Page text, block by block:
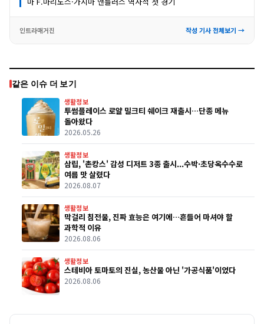
인트라매거진 작성 기사 전체보기 →
같은 이슈 더 보기
생활정보
투썸플레이스 로얄 밀크티 쉐이크 재출시…단종 메뉴
돌아왔다
2026.05.26
생활정보
삼립, '촌캉스' 감성 디저트 3종 출시...수박·초당옥수수로
여름 맛 살렸다
2026.08.07
생활정보
막걸리 침전물, 진짜 효능은 여기에…흔들어 마셔야 할
과학적 이유
2026.08.06
생활정보
스테비아 토마토의 진실, 농산물 아닌 '가공식품'이었다
2026.08.06